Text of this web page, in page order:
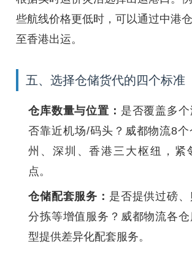
些航线价格更低时，可以通过中港
至香港出运。
五、选择仓储货代的四个标准
仓库数量与位置： 是否覆盖多
否靠近机场/码头？威都物流8
州、深圳、香港三大枢纽，紧
点。
仓储配套服务： 是否提供过磅、
分拣等增值服务？威都物流各
型提供差异化配套服务。